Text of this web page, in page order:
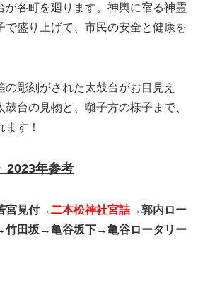
が各町を廻ります。神輿に宿る神霊
で盛り上げて、市民の安全と健康を
彫刻がされた太鼓台がお目見え
鼓台の見物と、囃子方の様子まで、
す！
2023年参考
宮見付→二本松神社宮詰→郭内ロー
竹田坂 →亀谷坂下→亀谷ロータリー